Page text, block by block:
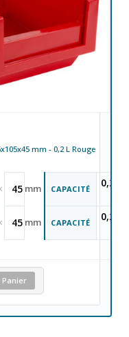
mm - 0,2 L Rouge
45 mm CAPACITÉ
0,2
45 mm CAPACITÉ
0,2
Panier